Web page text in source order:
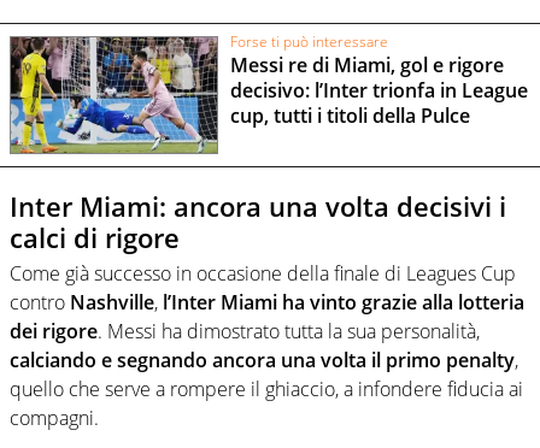
Forse ti può interessare
Messi re di Miami, gol e rigore
decisivo: l’Inter trionfa in League
cup, tutti i titoli della Pulce
Inter Miami: ancora una volta decisivi i
calci di rigore
Come già successo in occasione della finale di Leagues Cup
contro Nashville, l’Inter Miami ha vinto grazie alla lotteria
dei rigore. Messi ha dimostrato tutta la sua personalità,
calciando e segnando ancora una volta il primo penalty,
quello che serve a rompere il ghiaccio, a infondere fiducia ai
compagni.